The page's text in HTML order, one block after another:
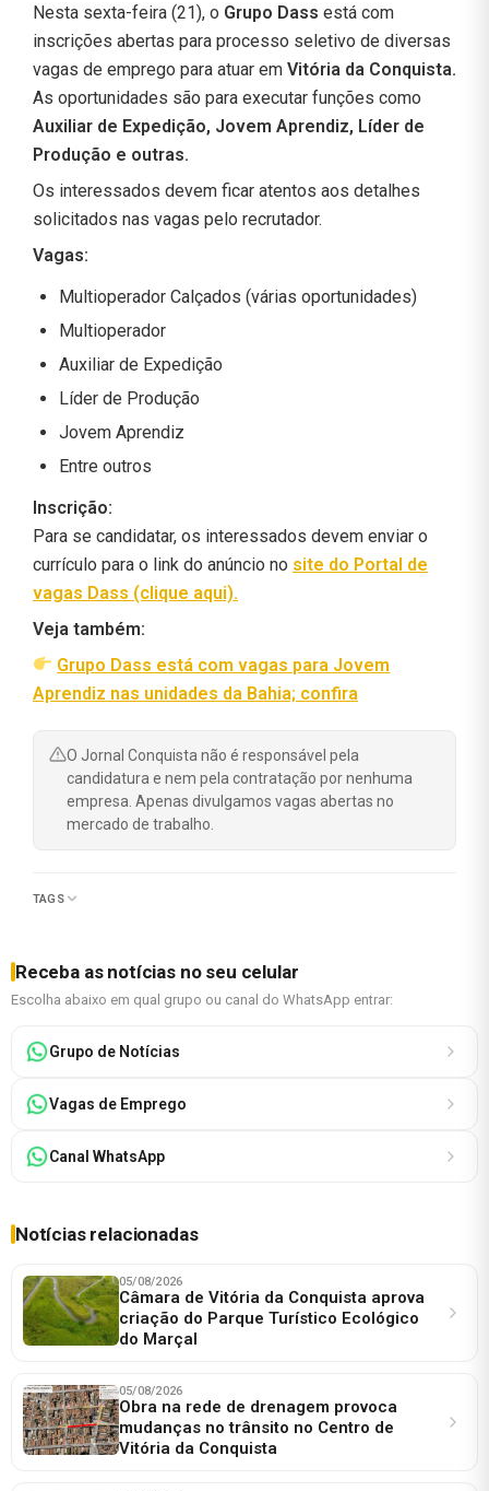
Nesta sexta-feira (21), o Grupo Dass está com
inscrições abertas para processo seletivo de diversas
vagas de emprego para atuar em Vitória da Conquista.
As oportunidades são para executar funções como
Auxiliar de Expedição, Jovem Aprendiz, Líder de
Produção e outras.
Os interessados devem ficar atentos aos detalhes
solicitados nas vagas pelo recrutador.
Vagas:
Multioperador Calçados (várias oportunidades)
Multioperador
Auxiliar de Expedição
Líder de Produção
Jovem Aprendiz
Entre outros
Inscrição:
Para se candidatar, os interessados devem enviar o
currículo para o link do anúncio no site do Portal de
vagas Dass (clique aqui).
Veja também:
Grupo Dass está com vagas para Jovem
Aprendiz nas unidades da Bahia; confira
O Jornal Conquista não é responsável pela
candidatura e nem pela contratação por nenhuma
empresa. Apenas divulgamos vagas abertas no
mercado de trabalho.
TAGS
Receba as notícias no seu celular
Escolha abaixo em qual grupo ou canal do WhatsApp entrar:
Grupo de Notícias
Vagas de Emprego
Canal WhatsApp
Notícias relacionadas
05/08/2026
Câmara de Vitória da Conquista aprova
criação do Parque Turístico Ecológico
do Marçal
05/08/2026
Obra na rede de drenagem provoca
mudanças no trânsito no Centro de
Vitória da Conquista